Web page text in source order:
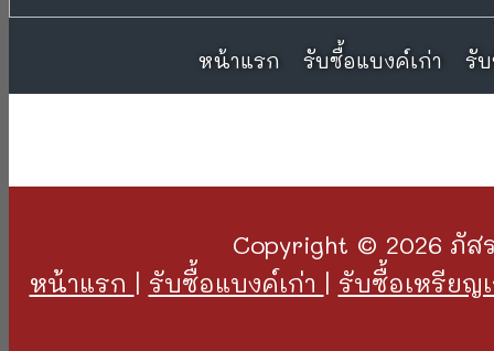
หน้าแรก รับซื้อแบงค์เก่า รั
หน้าแรก รับซื้อแบงค์เก่า รั
Copyright © 2026 ภั
หน้าแรก | รับซื้อแบงค์เก่า | รับซื้อเหรียญ